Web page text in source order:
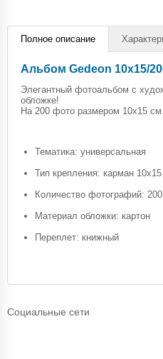
Полное описание
Альбом Gedeon 10х15/
Элегантный фотоальбом с
обложке!
На 200 фото размером 10х15 см.
Тематика: универсальная
Тип крепления: карман
Количество фотографий: 200
Материал обложки: картон
Переплет: книжный
Социальные сети